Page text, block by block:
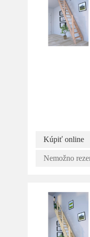
Kúpiť online
Nemožno